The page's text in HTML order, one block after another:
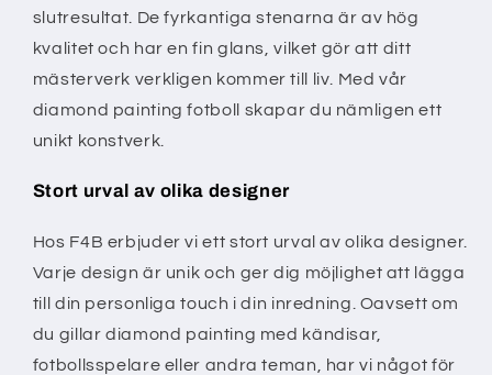
slutresultat. De fyrkantiga stenarna är av hög
kvalitet och har en fin glans, vilket gör att ditt
mästerverk verkligen kommer till liv. Med vår
diamond painting fotboll skapar du nämligen ett
unikt konstverk.
Stort urval av olika designer
Hos F4B erbjuder vi ett stort urval av olika designer.
Varje design är unik och ger dig möjlighet att lägga
till din personliga touch i din inredning. Oavsett om
du gillar diamond painting med kändisar,
fotbollsspelare eller andra teman, har vi något för